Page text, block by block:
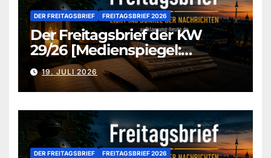
DER FREITAGSBRIEF FREITAGSBRIEF 2026
Der Freitagsbrief der KW
29/26 [Medienspiegel:
aufklaerung-heute.de]
19. JULI 2026
DER FREITAGSBRIEF FREITAGSBRIEF 2026